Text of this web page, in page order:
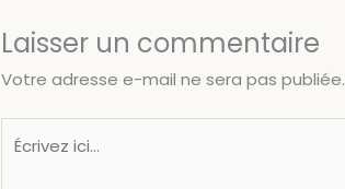
Laisser un commentaire
Votre adresse e-mail ne sera pas publiée.